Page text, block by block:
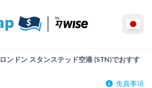
ロンドン スタンステッド空港 (STN)でおすす
免責事項